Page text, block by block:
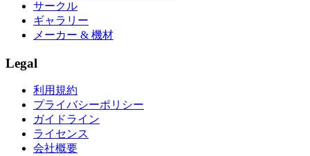
サークル
ギャラリー
メーカー & 機材
Legal
利用規約
プライバシーポリシー
ガイドライン
ライセンス
会社概要